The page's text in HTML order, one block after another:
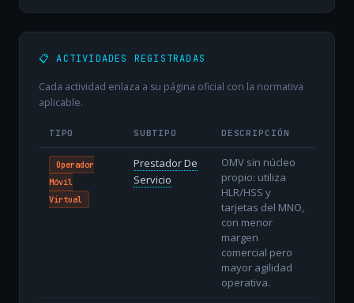
📋 ACTIVIDADES REGISTRADAS
Cada actividad enlaza a su página oficial con la normativa
aplicable.
TIPO SUBTIPO DESCRIPCIÓN
Operador
Móvil
Virtual
Prestador De
Servicio
OMV sin núcleo
propio: utiliza
HLR/HSS y
tarjetas del MNO,
con menor
margen
comercial pero
mayor agilidad
operativa.